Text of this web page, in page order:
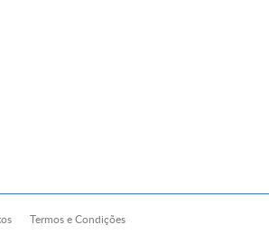
Termos e Condições